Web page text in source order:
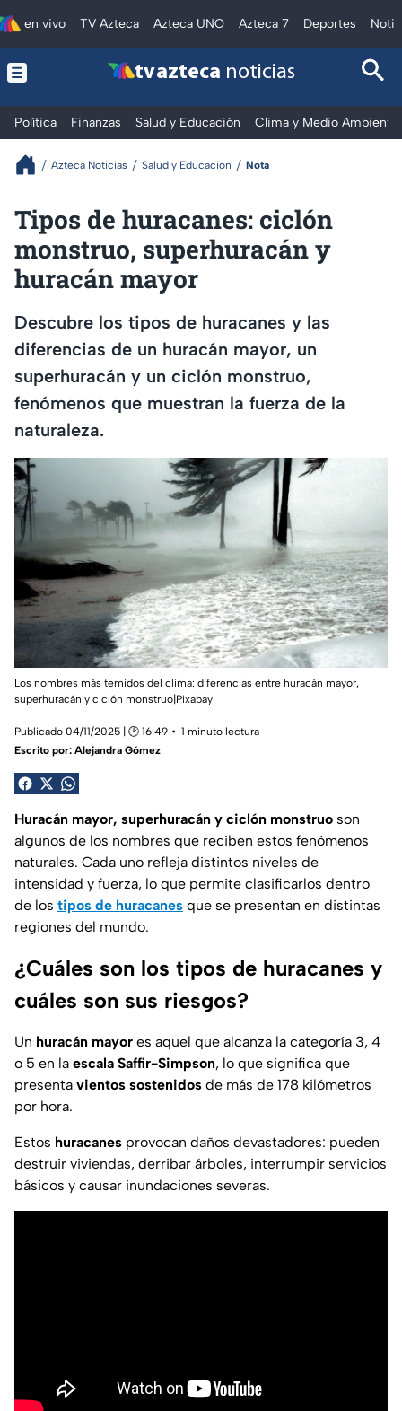
en vivo TV Azteca Azteca UNO Azteca 7 Deportes
tv azteca noticias
Política Finanzas Salud y Educación Clima y Medio Ambiente
Azteca Noticias Salud y Educación Nota
Tipos de huracanes: ciclón
monstruo, superhuracán y
huracán mayor
Descubre los tipos de huracanes y las
diferencias de un huracán mayor, un
superhuracán y un ciclón monstruo,
fenómenos que muestran la fuerza de la
naturaleza.
Los nombres más temidos del clima: diferencias entre huracán mayor,
superhuracán y ciclón monstruo|Pixabay
Publicado 04/11/2025 | 🕑 16:49
1 minuto lectura
Escrito por: Alejandra Gómez
Huracán mayor, superhuracán y ciclón monstruo son
algunos de los nombres que reciben estos fenómenos
naturales. Cada uno refleja distintos niveles de
intensidad y fuerza, lo que permite clasificarlos dentro
de los tipos de huracanes que se presentan en distintas
regiones del mundo.
¿Cuáles son los tipos de huracanes y
cuáles son sus riesgos?
Un huracán mayor es aquel que alcanza la categoría 3, 4
o 5 en la escala Saffir-Simpson, lo que significa que
presenta vientos sostenidos de más de 178 kilómetros
por hora.
Estos huracanes provocan daños devastadores: pueden
destruir viviendas, derribar árboles, interrumpir servicios
básicos y causar inundaciones severas.